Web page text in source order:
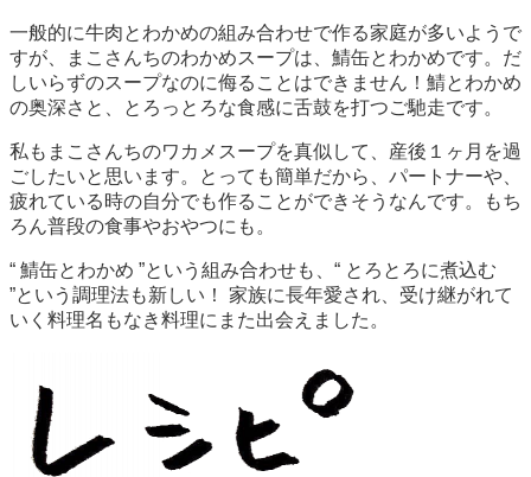
一般的に牛肉とわかめの組み合わせで作る家庭が多いようで
すが、まこさんちのわかめスープは、鯖缶とわかめです。だ
しいらずのスープなのに侮ることはできません！鯖とわかめ
の奥深さと、とろっとろな食感に舌鼓を打つご馳走です。
私もまこさんちのワカメスープを真似して、産後１ヶ月を過
ごしたいと思います。とっても簡単だから、パートナーや、
疲れている時の自分でも作ることができそうなんです。もち
ろん普段の食事やおやつにも。
“ 鯖缶とわかめ ”という組み合わせも、“ とろとろに煮込む
”という調理法も新しい！ 家族に長年愛され、受け継がれて
いく料理名もなき料理にまた出会えました。